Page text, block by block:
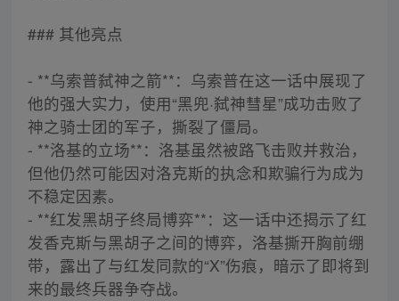
### 其他亮点
- **乌索普弑神之箭**：乌索普在这一话中展现了
他的强大实力，使用“黑兜·弑神彗星”成功击败了
神之骑士团的军子，撕裂了僵局。
- **洛基的立场**：洛基虽然被路飞击败并救治，
但他仍然可能因对洛克斯的执念和欺骗行为成为
不稳定因素。
- **红发黑胡子终局博弈**：这一话中还揭示了红
发香克斯与黑胡子之间的博弈，洛基撕开胸前绷
带，露出了与红发同款的“X”伤痕，暗示了即将到
来的最终兵器争夺战。